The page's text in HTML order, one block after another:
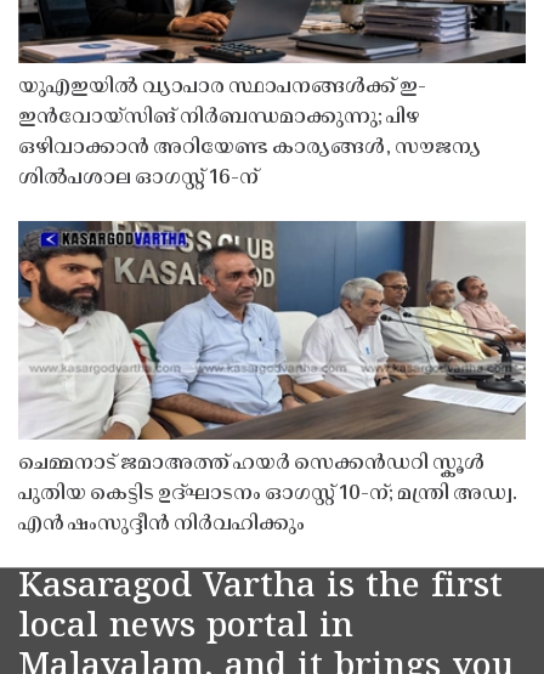
യുഎഇയിൽ വ്യാപാര സ്ഥാപനങ്ങൾക്ക് ഇ-
ഇൻവോയ്സിങ് നിർബന്ധമാക്കുന്നു; പിഴ
ഒഴിവാക്കാൻ അറിയേണ്ട കാര്യങ്ങൾ, സൗജന്യ
ശിൽപശാല ഓഗസ്റ്റ് 16-ന്
ചെമ്മനാട് ജമാഅത്ത് ഹയർ സെക്കൻഡറി സ്കൂൾ
പുതിയ കെട്ടിട ഉദ്ഘാടനം ഓഗസ്റ്റ് 10-ന്; മന്ത്രി അഡ്വ.
എൻ ഷംസുദ്ദീൻ നിർവഹിക്കും
Kasaragod Vartha is the first
local news portal in